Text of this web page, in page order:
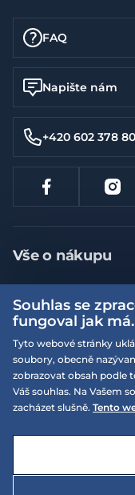
FAQ
Napište nám
+420 602 378
Vše o nákupu
Jak nakupovat
Nejčastější
Doprava a platba
Vrácení a
Reklamace
Více informací
Obchodní
Podmínky EQS
On-line katalogy
Dotace
Naše prodejny
EQS Rudná
EQS Praha 9 -
Souhlas se
fungoval jak má.
Tyto webové stránky
soubory, obecně
zobrazovat obsah podle
Váš souhlas. Na Vašem
zacházet slušně. Tento